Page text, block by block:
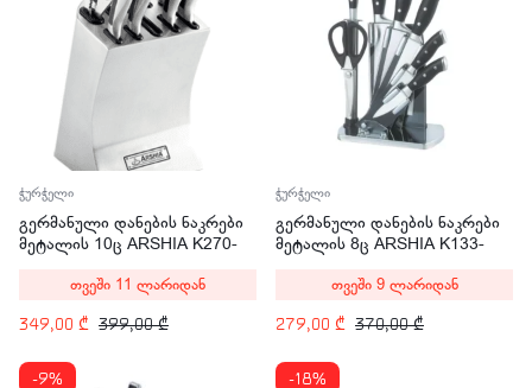
ჭურჭელი
გერმანული დანების ნაკრები
მეტალის 10ც ARSHIA K270-
399,00₾
349,00 ₾
თვეში 11 ლარიდან
ჭურჭელი
გერმანული დანების ნაკრები
მეტალის 8ც ARSHIA K133-
370,00₾
279,00 ₾
თვეში 9 ლარიდან
-9% -18%